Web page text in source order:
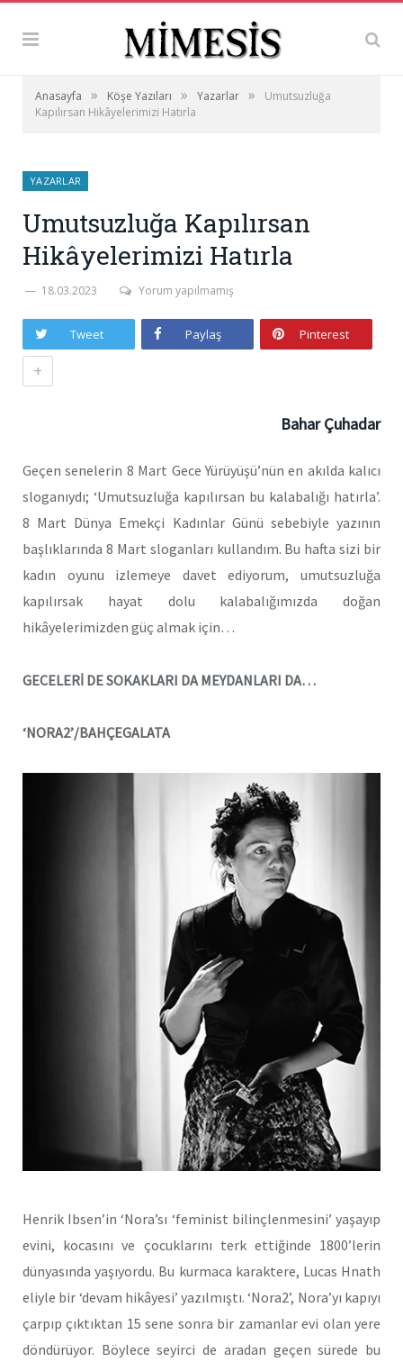
Anasayfa » Köşe Yazıları » Yazarlar »
Umutsuzluğa
Kapılırsan Hikâyelerimizi Hatırla
YAZARLAR
Umutsuzluğa Kapılırsan
Hikâyelerimizi Hatırla
18.03.2023 Yorum yapılmamış
Tweet Paylaş Pinterest
+
Bahar Çuhadar
Geçen senelerin 8 Mart Gece Yürüyüşü’nün en akılda kalıcı
sloganıydı; ‘Umutsuzluğa kapılırsan bu kalabalığı hatırla’.
8 Mart Dünya Emekçi Kadınlar Günü sebebiyle yazının
başlıklarında 8 Mart sloganları kullandım. Bu hafta sizi bir
kadın oyunu izlemeye davet ediyorum, umutsuzluğa
kapılırsak hayat dolu kalabalığımızda doğan
hikâyelerimizden güç almak için…
GECELERİ DE SOKAKLARI DA MEYDANLARI DA…
‘NORA2’/BAHÇEGALATA
Henrik Ibsen’in ‘Nora’sı ‘feminist bilinçlenmesini’ yaşayıp
evini, kocasını ve çocuklarını terk ettiğinde 1800’lerin
dünyasında yaşıyordu. Bu kurmaca karaktere, Lucas Hnath
eliyle bir ‘devam hikâyesi’ yazılmıştı. ‘Nora2’, Nora’yı kapıyı
çarpıp çıktıktan 15 sene sonra bir zamanlar evi olan yere
döndürüyor. Böylece seyirci de aradan geçen sürede bu